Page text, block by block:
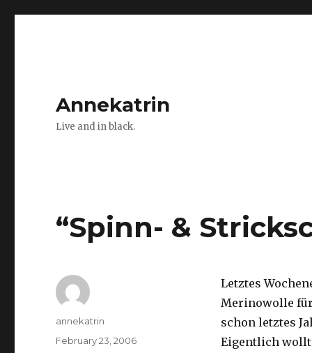
Annekatrin
Live and in black.
“Spinn- &
Letztes
Merinowolle
schon letztes
Eigentlich
Author
annekatrin
Posted
February 23, 2006